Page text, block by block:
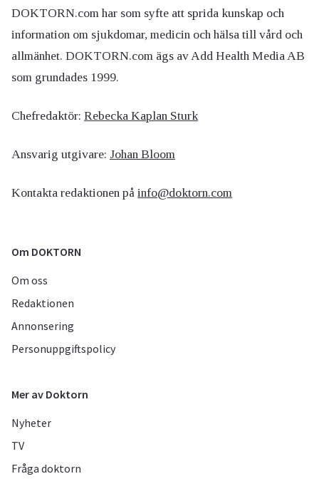
DOKTORN.com har som syfte att sprida kunskap och
information om sjukdomar, medicin och hälsa till vård och
allmänhet. DOKTORN.com ägs av Add Health Media AB
som grundades 1999.
Chefredaktör: Rebecka Kaplan Sturk
Ansvarig utgivare: Johan Bloom
Kontakta redaktionen på info@doktorn.com
Om DOKTORN
Om oss
Redaktionen
Annonsering
Personuppgiftspolicy
Mer av Doktorn
Nyheter
TV
Fråga doktorn